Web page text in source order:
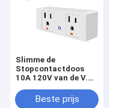
Slimme de
Stopcontactdoos
10A 120V van de V.S.
Beste prijs